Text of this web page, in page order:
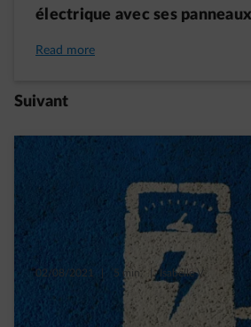
électrique avec ses
Read more
Suivant
02/08/2021 5 min. | Isabelle V.
Voitures électriques : 5